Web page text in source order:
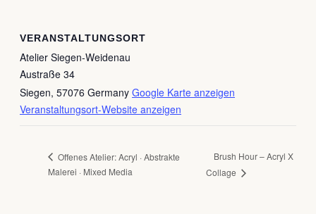
VERANSTALTUNGSORT
Atelier Siegen-Weidenau
Austraße 34
Siegen, 57076 Germany Google Karte anzeigen
Veranstaltungsort-Website anzeigen
Offenes Atelier: Acryl · Abstrakte
Malerei · Mixed Media
Brush Hour – Acryl X
Collage